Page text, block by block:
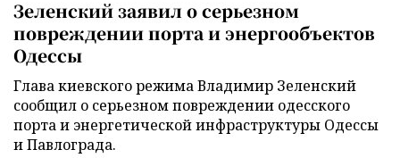
Зеленский заявил о серьезном
повреждении порта и энергообъектов
Одессы
Глава киевского режима Владимир Зеленский
сообщил о серьезном повреждении одесского
порта и энергетической инфраструктуры Одессы
и Павлограда.